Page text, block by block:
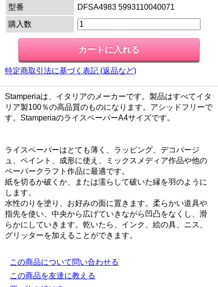
型番 DFSA4983 5993110040071
購入数
特定商取引法に基づく表記 (返品など)
Stamperiaは、イタリアのメーカーです。製品はすべてイタ
リア製100％の高品質のものになります。アシッドフリーで
す。StamperiaのライスペーパーA4サイズです。
ライスペーパーはとても薄く、ラッピング、デコパージ
ュ、ペイント、成形に使え、ミックスメディア作品や他の
ペーパークラフト作品に最適です。
紙を切るか破くか、または濡らして破いた縁を羽のように
します。
水性のりを塗り、お好みの面に置きます。柔らかい道具や
指先を使い、中央から広げていきながら凹凸をなくし、滑
らかにしていきます。乾いたら、インク、絵の具、ニス、
グリッターを加えることができます。
この商品について問い合わせる
この商品を友達に教える